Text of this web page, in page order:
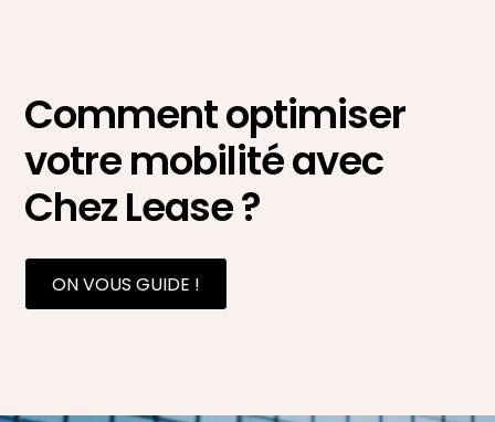
Comment optimiser
votre mobilité avec
Chez Lease ?
ON VOUS GUIDE !